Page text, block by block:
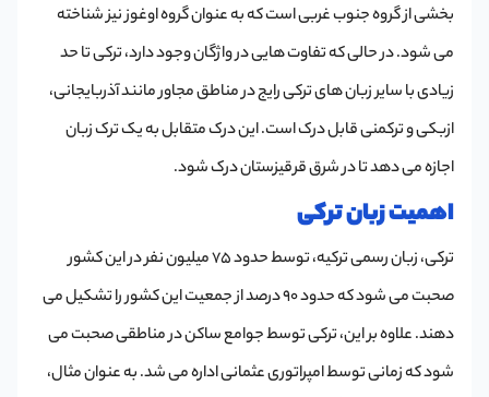
بخشی از گروه جنوب غربی است که به عنوان گروه اوغوز نیز شناخته
می شود. در حالی که تفاوت هایی در واژگان وجود دارد، ترکی تا حد
زیادی با سایر زبان های ترکی رایج در مناطق مجاور مانند آذربایجانی،
ازبکی و ترکمنی قابل درک است. این درک متقابل به یک ترک زبان
اجازه می دهد تا در شرق قرقیزستان درک شود.
اهمیت زبان ترکی
ترکی، زبان رسمی ترکیه، توسط حدود 75 میلیون نفر در این کشور
صحبت می شود که حدود 90 درصد از جمعیت این کشور را تشکیل می
دهند. علاوه بر این، ترکی توسط جوامع ساکن در مناطقی صحبت می
شود که زمانی توسط امپراتوری عثمانی اداره می شد. به عنوان مثال،